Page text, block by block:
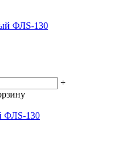
ФЛS-130
+
ФЛS-130